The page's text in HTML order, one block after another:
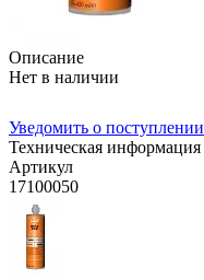
Описание
Нет в наличии
Уведомить о поступлении
Техническая информация
Артикул
17100050